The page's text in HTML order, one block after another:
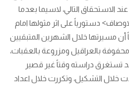
الاستحقاق التالي، لاسيما بعدما
دستورياً على اثر مثولها امام
أن مسيرتها خلال الشهرين المتبقيين
بالعراقيل ومزروعة بالعقبات،
دراسته وقتاً غير قصير
خلال التشكيل، وتكررت خلال اعداد